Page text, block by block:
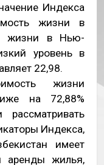
Индекса
жизни в
жизни в Нью-
уровень в
22,98.
жизни
на 72,88%
Индекса,
имеет
аренды жилья,